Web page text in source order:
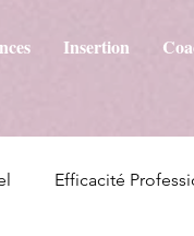
Insertion
Efficacité